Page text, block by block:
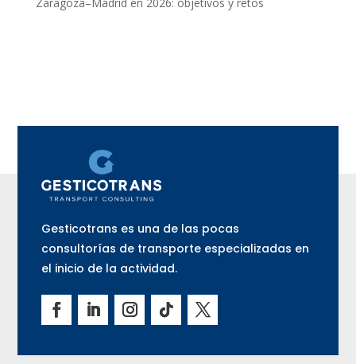
Gesticotrans es una de las pocas
consultorías de transporte especializadas en
el inicio de la actividad.